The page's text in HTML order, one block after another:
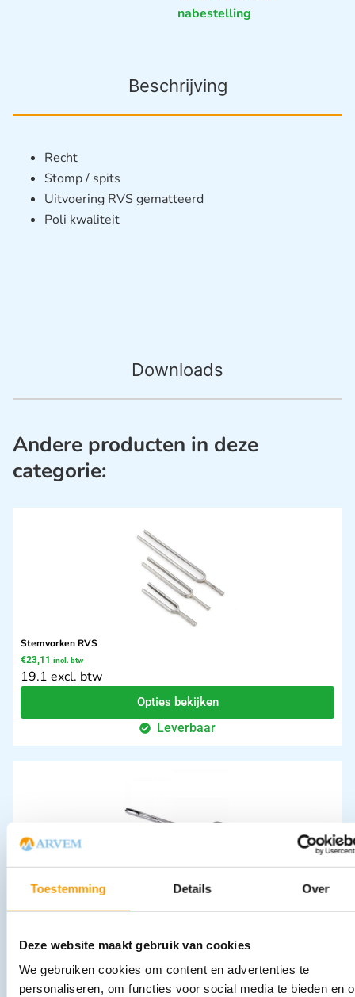
Toestemming Details Over
Deze website maakt gebruik van cookies
We gebruiken cookies om content en advertenties te
personaliseren, om functies voor social media te bieden en
nabestelling
Beschrijving
Downloads
Recht
Stomp / spits
Uitvoering RVS gematteerd
Poli kwaliteit
Andere producten in deze
categorie:
Stemvorken RVS
€23,11 incl. btw
19.1 excl. btw
Opties bekijken
Leverbaar
Koorntang Maier zonder slot
€12,71 – €20,27 incl. btw
Opties bekijken
Leverbaar